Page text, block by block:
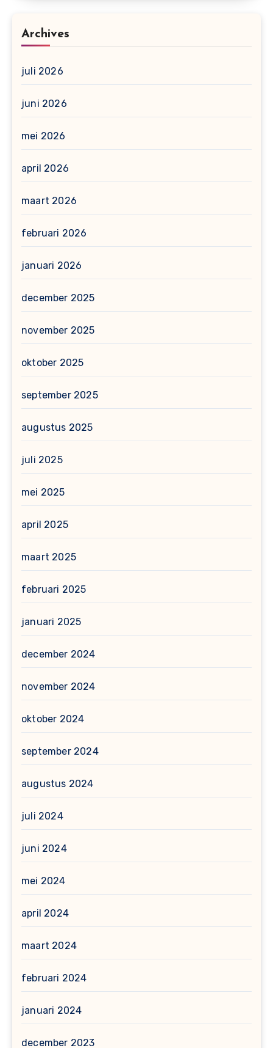
Archives
juli 2026
juni 2026
mei 2026
april 2026
maart 2026
februari 2026
januari 2026
december 2025
november 2025
oktober 2025
september 2025
augustus 2025
juli 2025
mei 2025
april 2025
maart 2025
februari 2025
januari 2025
december 2024
november 2024
oktober 2024
september 2024
augustus 2024
juli 2024
juni 2024
mei 2024
april 2024
maart 2024
februari 2024
januari 2024
december 2023